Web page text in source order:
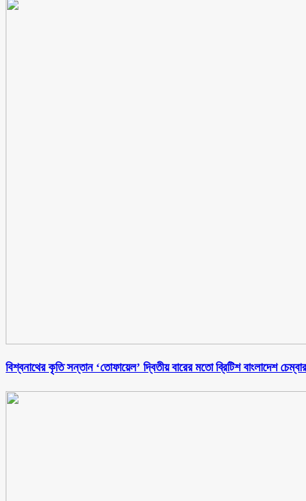
বিশ্বনাথের কৃতি সন্তান ‘তোফায়েল’ দ্বিতীয় বারের মতো ব্রিটিশ বাংলাদেশ